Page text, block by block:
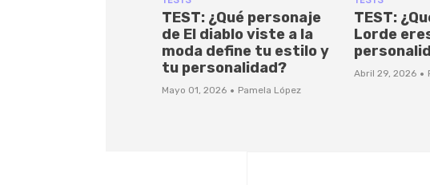
TEST: ¿Qué personaje
de El diablo viste a la
moda define tu estilo y
tu personalidad?
Mayo 01, 2026 · Pamela López
TEST:
Lorde
Abril 29, 2026 ·